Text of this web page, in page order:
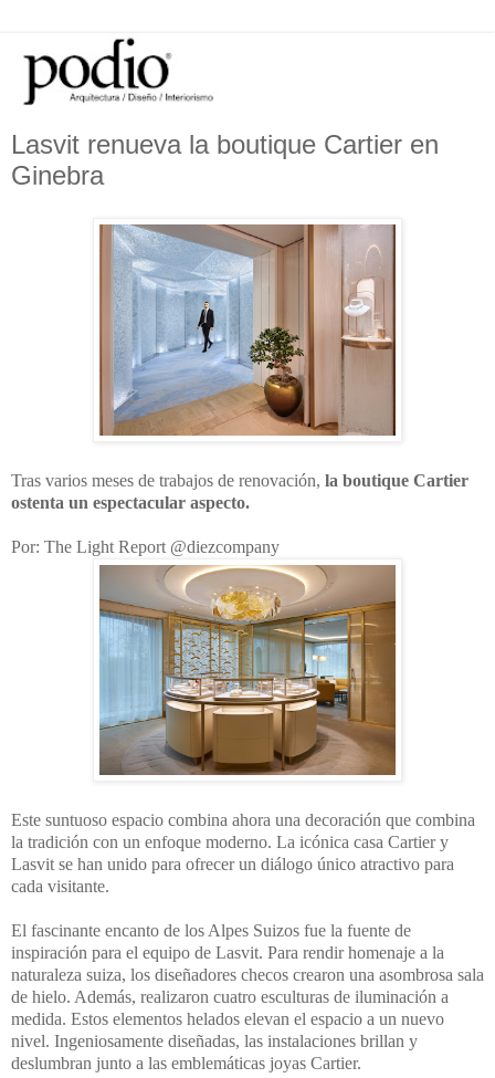
Lasvit renueva la boutique Cartier en
Ginebra
Tras varios meses de trabajos de renovación, la boutique Cartier
ostenta un espectacular aspecto.
Por: The Light Report @diezcompany
Este suntuoso espacio combina ahora una decoración que combina
la tradición con un enfoque moderno. La icónica casa Cartier y
Lasvit se han unido para ofrecer un diálogo único atractivo para
cada visitante.
El fascinante encanto de los Alpes Suizos fue la fuente de
inspiración para el equipo de Lasvit. Para rendir homenaje a la
naturaleza suiza, los diseñadores checos crearon una asombrosa sala
de hielo. Además, realizaron cuatro esculturas de iluminación a
medida. Estos elementos helados elevan el espacio a un nuevo
nivel. Ingeniosamente diseñadas, las instalaciones brillan y
deslumbran junto a las emblemáticas joyas Cartier.